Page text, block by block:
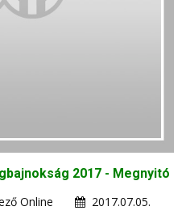
2017 - Megnyitó
Online
2017.07.05.